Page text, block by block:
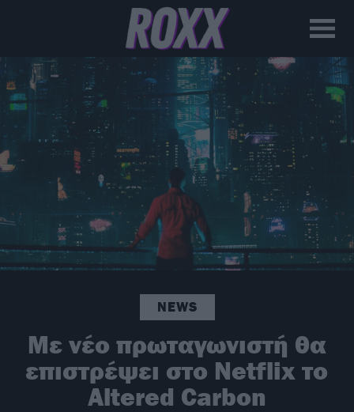
NEWS
Με νέο πρωταγωνιστή θα
επιστρέψει στο Netflix το
Altered Carbon